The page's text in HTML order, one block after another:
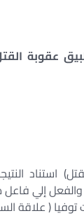
عقوبة
استناد
إلي
( علاقة